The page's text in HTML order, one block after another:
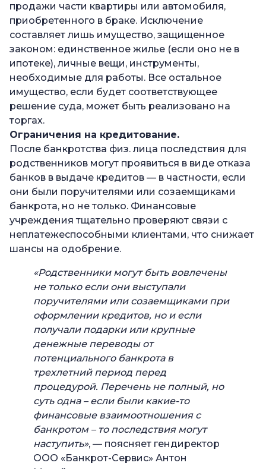
продажи части квартиры или автомобиля,
приобретенного в браке. Исключение
составляет лишь имущество, защищенное
законом: единственное жилье (если оно не в
ипотеке), личные вещи, инструменты,
необходимые для работы. Все остальное
имущество, если будет соответствующее
решение суда, может быть реализовано на
торгах.
Ограничения на кредитование.
После банкротства физ. лица последствия для
родственников могут проявиться в виде отказа
банков в выдаче кредитов — в частности, если
они были поручителями или созаемщиками
банкрота, но не только. Финансовые
учреждения тщательно проверяют связи с
неплатежеспособными клиентами, что снижает
шансы на одобрение.
«Родственники могут быть вовлечены
не только если они выступали
поручителями или созаемщиками при
оформлении кредитов, но и если
получали подарки или крупные
денежные переводы от
потенциального банкрота в
трехлетний период перед
процедурой. Перечень не полный, но
суть одна – если были какие-то
финансовые взаимоотношения с
банкротом – то последствия могут
наступить», — поясняет гендиректор
ООО «Банкрот-Сервис» Антон